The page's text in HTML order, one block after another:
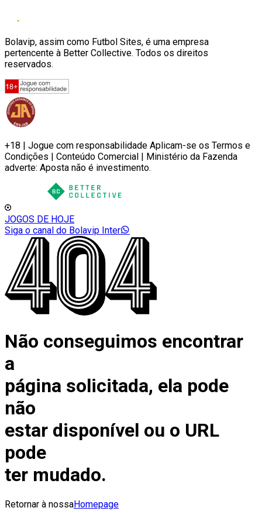
Bolavip, assim como Futbol Sites, é uma empresa
pertencente à Better Collective. Todos os direitos
reservados.
+18 | Jogue com responsabilidade Aplicam-se os Termos e
Condições | Conteúdo Comercial | Ministério da Fazenda
adverte: Aposta não é investimento.
JOGOS DE HOJE
Siga o canal do Bolavip Inter
Não conseguimos encontrar
a
página solicitada, ela pode
não
estar disponível ou o URL
pode
ter mudado.
Retornar à nossaHomepage